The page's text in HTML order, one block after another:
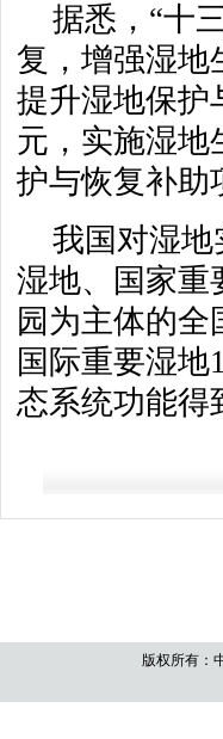
据悉，“十
复，增强湿地
提升湿地保护
元，实施湿地
护与恢复补助
我国对湿
湿地、国家重
园为主体的全
国际重要湿地
态系统功能得